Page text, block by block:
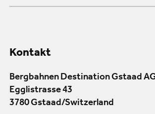
Kontakt
Bergbahnen Destination Gstaad
Egglistrasse 43
3780 Gstaad/Switzerland